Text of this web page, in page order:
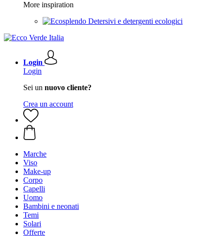
More inspiration
Detersivi e detergenti ecologici
Login
Login
Sei un nuovo cliente?
Crea un account
Marche
Viso
Make-up
Corpo
Capelli
Uomo
Bambini e neonati
Temi
Solari
Offerte